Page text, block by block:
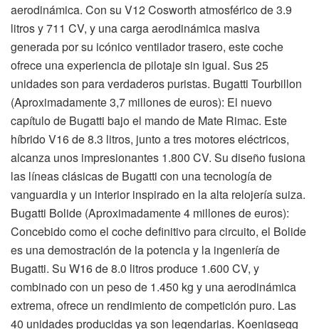
aerodinámica. Con su V12 Cosworth atmosférico de 3.9
litros y 711 CV, y una carga aerodinámica masiva
generada por su icónico ventilador trasero, este coche
ofrece una experiencia de pilotaje sin igual. Sus 25
unidades son para verdaderos puristas. Bugatti Tourbillon
(Aproximadamente 3,7 millones de euros): El nuevo
capítulo de Bugatti bajo el mando de Mate Rimac. Este
híbrido V16 de 8.3 litros, junto a tres motores eléctricos,
alcanza unos impresionantes 1.800 CV. Su diseño fusiona
las líneas clásicas de Bugatti con una tecnología de
vanguardia y un interior inspirado en la alta relojería suiza.
Bugatti Bolide (Aproximadamente 4 millones de euros):
Concebido como el coche definitivo para circuito, el Bolide
es una demostración de la potencia y la ingeniería de
Bugatti. Su W16 de 8.0 litros produce 1.600 CV, y
combinado con un peso de 1.450 kg y una aerodinámica
extrema, ofrece un rendimiento de competición puro. Las
40 unidades producidas ya son legendarias. Koenigsegg